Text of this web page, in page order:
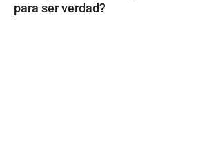
para ser verdad?